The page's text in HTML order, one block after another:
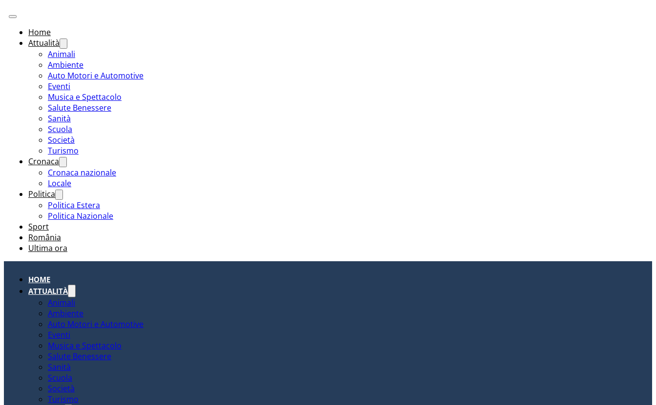
Home
Attualità
Animali
Ambiente
Auto Motori e Automotive
Eventi
Musica e Spettacolo
Salute Benessere
Sanità
Scuola
Società
Turismo
Cronaca
Cronaca nazionale
Locale
Politica
Politica Estera
Politica Nazionale
Sport
România
Ultima ora
HOME
ATTUALITÀ
Animali
Ambiente
Auto Motori e Automotive
Eventi
Musica e Spettacolo
Salute Benessere
Sanità
Scuola
Società
Turismo